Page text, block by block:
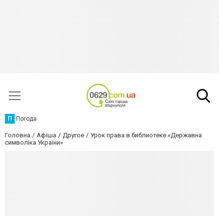
П Погода
Головна Афіша Другое
Урок права в библиотеке «Державна
символіка України»